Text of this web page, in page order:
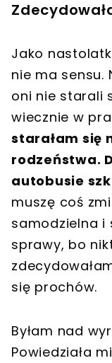
Jako
nie ma sensu.
oni nie starali
wiecznie w
starałam się
rodzeństwa.
autobusie
muszę coś
samodzielna i
sprawy, bo
się prochów.
Byłam nad
Powiedziała